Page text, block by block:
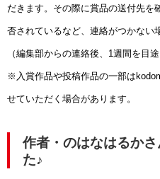
だきます。その際に賞品の送付先を
否されているなど、連絡がつかない
（編集部からの連絡後、1週間を目途
※入賞作品や投稿作品の一部は
せていただく場合があります。
作者・のはなはるか
た♪